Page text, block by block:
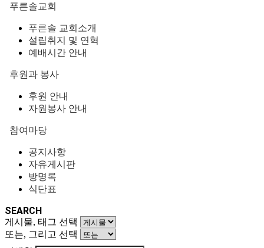
푸른솔교회
푸른솔 교회소개
설립취지 및 연혁
예배시간 안내
후원과 봉사
후원 안내
자원봉사 안내
참여마당
공지사항
자유게시판
방명록
식단표
SEARCH
게시물, 태그 선택
또는, 그리고 선택